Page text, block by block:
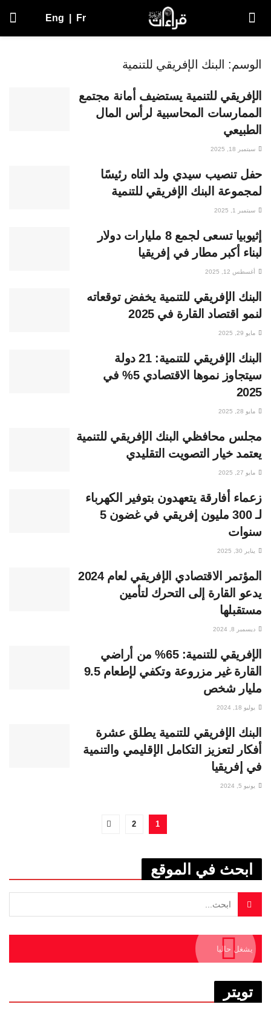
Eng Fr
الوسم: البنك الإفريقي للتنمية
الإفريقي للتنمية يستضيف أمانة مجتمع
الممارسات المحاسبية لرأس المال
الطبيعي
سبتمبر 18, 2025
حفل تنصيب سيدي ولد التاه رئيسًا
لمجموعة البنك الإفريقي للتنمية
سبتمبر 1, 2025
إثيوبيا تسعى لجمع 8 مليارات دولار
لبناء أكبر مطار في إفريقيا
أغسطس 12, 2025
البنك الإفريقي للتنمية يخفض توقعاته
لنمو اقتصاد القارة في 2025
مايو 29, 2025
البنك الإفريقي للتنمية: 21 دولة
سيتجاوز نموها الاقتصادي 5% في
2025
مايو 28, 2025
مجلس محافظي البنك الإفريقي للتنمية
يعتمد خيار التصويت التقليدي
مايو 27, 2025
زعماء أفارقة يتعهدون بتوفير الكهرباء
لـ 300 مليون إفريقي في غضون 5
سنوات
يناير 30, 2025
المؤتمر الاقتصادي الإفريقي لعام 2024
يدعو القارة إلى التحرك لتأمين
مستقبلها
ديسمبر 8, 2024
الإفريقي للتنمية: 65% من أراضي
القارة غير مزروعة وتكفي لإطعام 9.5
مليار شخص
يوليو 18, 2024
البنك الإفريقي للتنمية يطلق عشرة
أفكار لتعزيز التكامل الإقليمي والتنمية
في إفريقيا
يونيو 5, 2024
1
2
ابحث في الموقع
يشغل حاليا
تويتر